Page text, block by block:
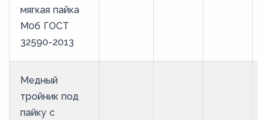
мягкая пайка
М0б ГОСТ
32590-2013
Медный
тройник под
пайку с